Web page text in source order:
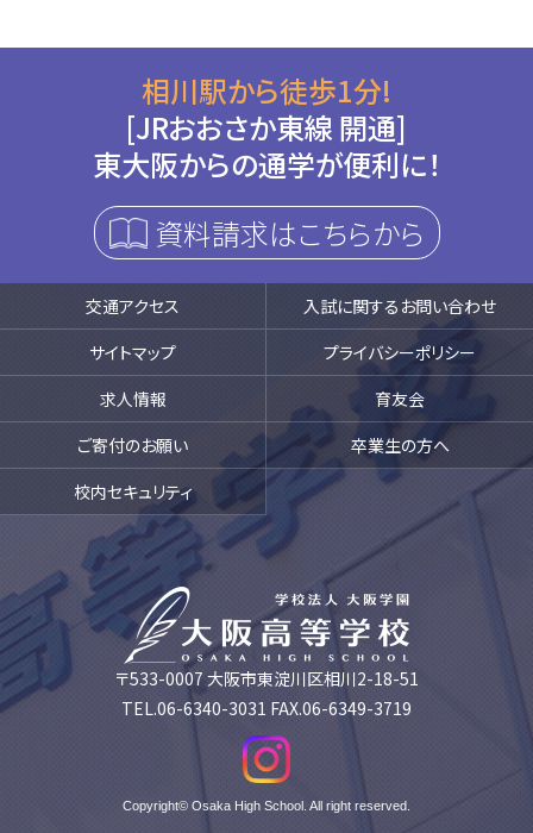
相川駅から徒歩1分!
[JRおおさか東線 開通]
東大阪からの通学が便利に！
資料請求はこちらから
交通アクセス
入試に関するお問い合わせ
サイトマップ
プライバシーポリシー
求人情報
育友会
ご寄付のお願い
卒業生の方へ
校内セキュリティ
〒533-0007 大阪市東淀川区相川2-18-51
TEL.06-6340-3031 FAX.06-6349-3719
Copyright© Osaka High School. All right reserved.